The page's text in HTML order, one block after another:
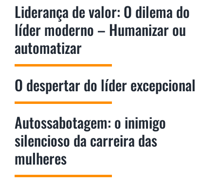
Liderança de valor: O dilema do
líder moderno – Humanizar ou
automatizar
O despertar do líder excepcional
Autossabotagem: o inimigo
silencioso da carreira das
mulheres